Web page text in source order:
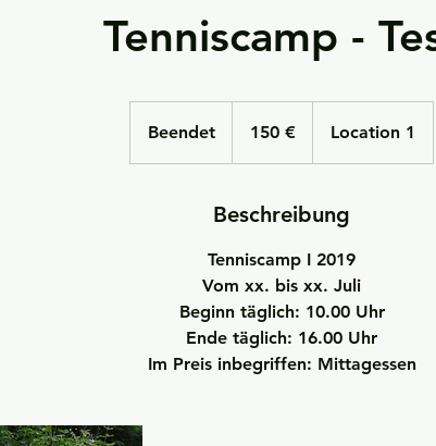
Tenniscamp -
Beendet
e
n
e
t
150 € Location 1
Beschreibung
Tenniscamp I 2019
Vom xx. bis xx. Juli
Beginn täglich: 10.00 Uhr
Ende täglich: 16.00 Uhr
Im Preis inbegriffen: Mittagessen